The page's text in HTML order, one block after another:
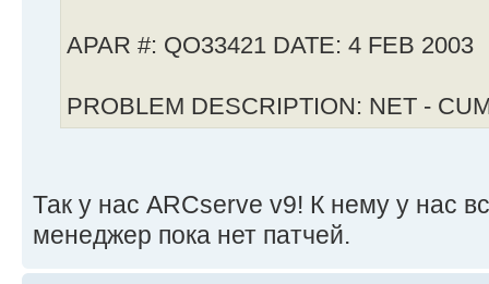
APAR #: QO33421 DATE: 4 FEB 2003
PROBLEM DESCRIPTION: NET -
Так у нас ARCserve v9! К нему у нас
менеджер пока нет патчей.